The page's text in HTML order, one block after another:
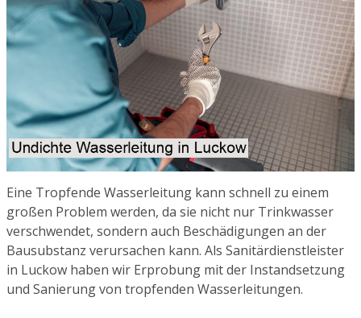
Eine Tropfende Wasserleitung kann schnell zu einem
großen Problem werden, da sie nicht nur Trinkwasser
verschwendet, sondern auch Beschädigungen an der
Bausubstanz verursachen kann. Als Sanitärdienstleister
in Luckow haben wir Erprobung mit der Instandsetzung
und Sanierung von tropfenden Wasserleitungen.